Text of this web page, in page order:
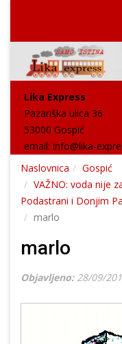
Lika Express
Pazariška ulica 36
53000 Gospić
email: info@lika-
Naslovnica
Gospić
VAŽNO: voda nije
Podastrani i Donjim
marlo
marlo
Objavljeno: 28/09/